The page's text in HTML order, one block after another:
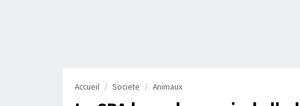
Accueil Societe Animaux